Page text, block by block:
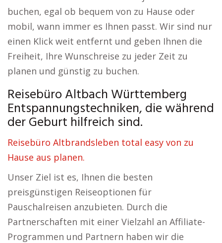
buchen, egal ob bequem von zu Hause oder
mobil, wann immer es Ihnen passt. Wir sind nur
einen Klick weit entfernt und geben Ihnen die
Freiheit, Ihre Wunschreise zu jeder Zeit zu
planen und günstig zu buchen.
Reisebüro Altbach Württemberg
Entspannungstechniken, die während
der Geburt hilfreich sind.
Reisebüro Altbrandsleben total easy von zu
Hause aus planen.
Unser Ziel ist es, Ihnen die besten
preisgünstigen Reiseoptionen für
Pauschalreisen anzubieten. Durch die
Partnerschaften mit einer Vielzahl an Affiliate-
Programmen und Partnern haben wir die